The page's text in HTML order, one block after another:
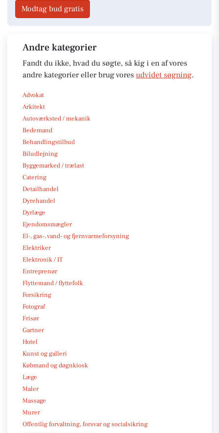
Modtag bud gratis
Andre kategorier
Fandt du ikke, hvad du søgte, så kig i en af vores
andre kategorier eller brug vores udvidet søgning.
Advokat
Arkitekt
Autoværksted / mekanik
Bedemand
Behandlingstilbud
Biludlejning
Byggemarked / trælast
Catering
Detailhandel
Dyrehandel
Dyrlæge
Ejendomsmægler
El-, gas-, vand- og fjernvarmeforsyning
Elektriker
Elektronik / IT
Entreprenør
Flyttemand / flyttefolk
Forsikring
Fotograf
Frisør
Gartner
Hotel
Kunst og galleri
Købmand og døgnkiosk
Læge
Maler
Massage
Murer
Offentlig forvaltning, forsvar og socialsikring